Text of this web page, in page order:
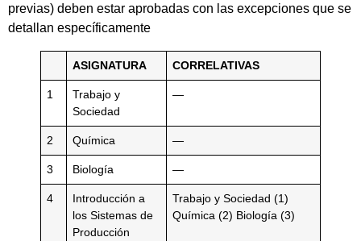
previas) deben estar aprobadas con las excepciones que se
detallan específicamente
ASIGNATURA CORRELATIVAS
1
Trabajo y
Sociedad
—
2 Química —
3 Biología —
4
Introducción a
los Sistemas de
Producción
Trabajo y Sociedad (1)
Química (2) Biología (3)